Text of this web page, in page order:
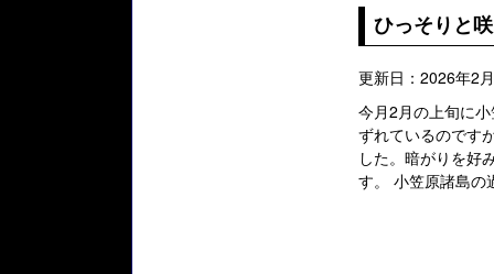
ひっそりと
更新日：2026年2
今月2月の上旬に
ずれているのです
した。暗がりを好
す。 小笠原諸島